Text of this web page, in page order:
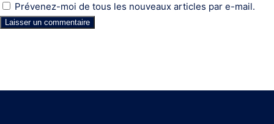
Prévenez-moi de tous les nouveaux articles par e-mail.